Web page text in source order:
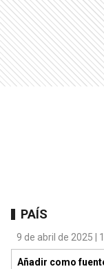
PAÍS
9 de abril de 2025 |
Añadir como